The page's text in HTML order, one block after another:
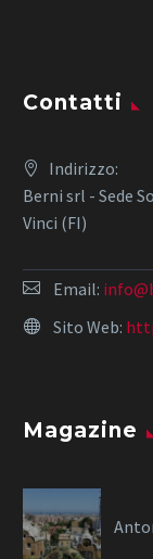
Contatti
Indirizzo:
Berni srl - Sede
Vinci (FI)
Email:
Sito Web:
Magazine